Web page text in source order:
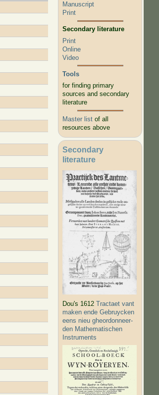
Manuscript
Print
Secondary literature
Print
Online
Video
Tools
for finding primary
sources and secondary
literature
Master list of all
resources above
Secondary
literature
Dou's 1612Tractaet vant
maken ende Gebruycken
eens nieu gheordonneer­
den Mathematischen
Instruments